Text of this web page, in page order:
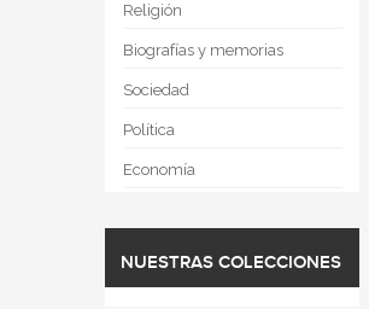
Religión
Biografías y memorias
Sociedad
Política
Economía
NUESTRAS COLECCIONES